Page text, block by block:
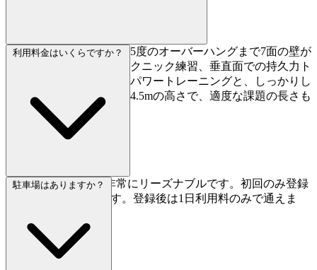
83度（ほぼ垂直）から135度のオーバーハングまで7面の壁が
あります。スラブでのテクニック練習、垂直面での持久力ト
レーニング、急傾斜でのパワートレーニングと、しっかりし
たバリエーションです。4.5mの高さで、適度な課題の長さも
確保されています。
利用料金はいくらですか？
1日利用は1,500円と非常にリーズナブルです。初回のみ登録
料1,500円がかかります。登録後は1日利用料のみで通えま
駐車場はありますか？